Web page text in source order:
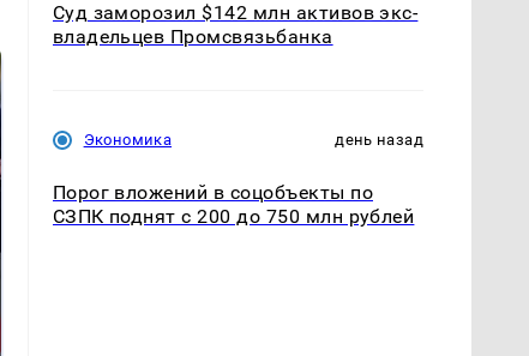
Суд заморозил $142 млн активов экс-
владельцев Промсвязьбанка
Экономика день назад
Порог вложений в соцобъекты по
СЗПК поднят с 200 до 750 млн рублей